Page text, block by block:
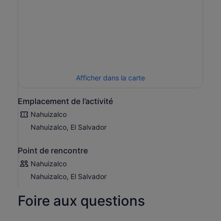
Afficher dans la carte
Emplacement de l’activité
Nahuizalco
Nahuizalco, El Salvador
Point de rencontre
Nahuizalco
Nahuizalco, El Salvador
Foire aux questions